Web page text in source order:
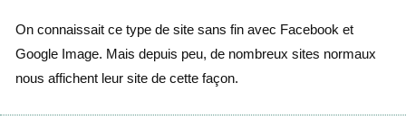
On connaissait ce type de site sans fin avec Facebook et
Google Image. Mais depuis peu, de nombreux sites normaux
nous affichent leur site de cette façon.